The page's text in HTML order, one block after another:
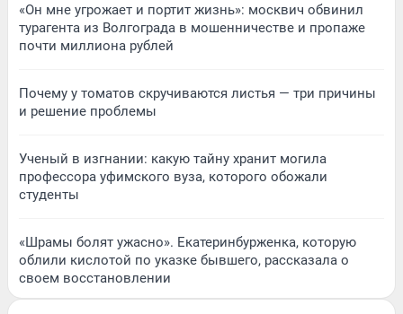
«Он мне угрожает и портит жизнь»: москвич обвинил
турагента из Волгограда в мошенничестве и пропаже
почти миллиона рублей
Почему у томатов скручиваются листья — три причины
и решение проблемы
Ученый в изгнании: какую тайну хранит могила
профессора уфимского вуза, которого обожали
студенты
«Шрамы болят ужасно». Екатеринбурженка, которую
облили кислотой по указке бывшего, рассказала о
своем восстановлении